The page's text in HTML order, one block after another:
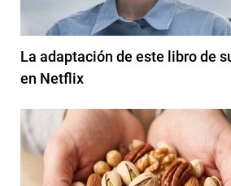
La adaptación de este libro de
en Netflix